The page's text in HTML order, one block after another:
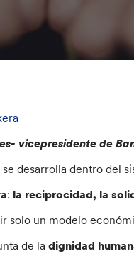
vicepresidente de
se desarrolla dentro del
: la reciprocidad, la
solo un modelo
de ladignidad